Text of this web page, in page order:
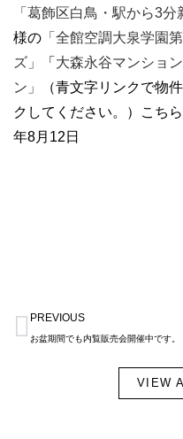
「葛飾区白鳥・駅から3分
様の 「全館空調大泉学園
ズ」
「 大森永谷マンション
ン 」
（青文字リンクで物
クしてください。）こち
年8月12日
Prev
PREVIOUS
お盆期間でも内覧販売会開催中です。
VIEW